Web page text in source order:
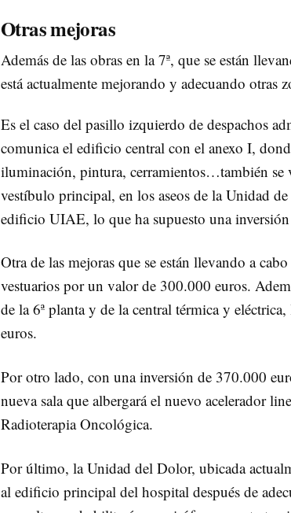
Otras mejoras
Además de las obras en la 7ª, que se están
está actualmente mejorando y adecuando otras
Es el caso del pasillo izquierdo de despachos
comunica el edificio central con el anexo I,
iluminación, pintura, cerramientos…también se
vestíbulo principal, en los aseos de la Unidad
edificio UIAE, lo que ha supuesto una
Otra de las mejoras que se están llevando a
vestuarios por un valor de 300.000 euros.
de la 6ª planta y de la central térmica y
euros.
Por otro lado, con una inversión de 370.000
nueva sala que albergará el nuevo acelerador
Radioterapia Oncológica.
Por último, la Unidad del Dolor, ubicada
al edificio principal del hospital después de